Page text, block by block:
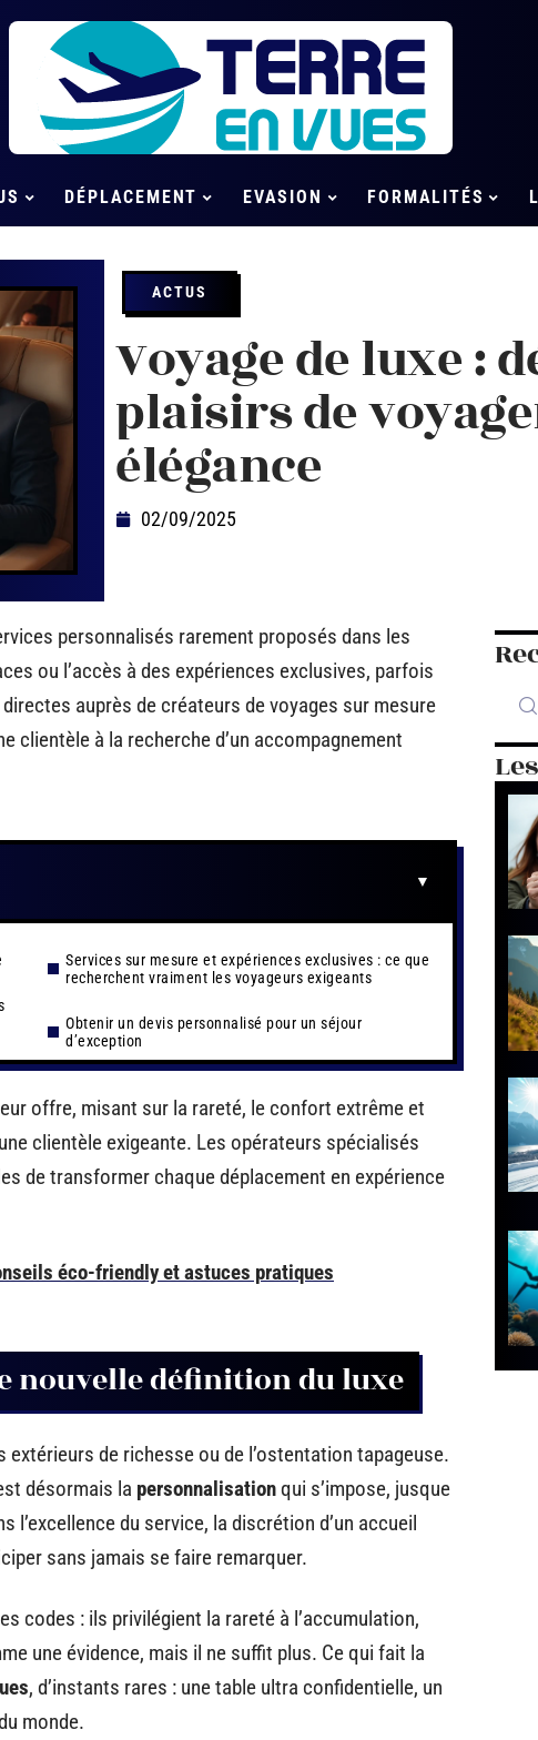
DÉPLACEMENT EVASION FORMALITÉS
ACTUS
Voyage de luxe :
plaisirs de
élégance
02/09/2025
personnalisés rarement proposés dans les
ou l’accès à des expériences exclusives, parfois
auprès de créateurs de voyages sur mesure
clientèle à la recherche d’un accompagnement
Services sur mesure et expériences exclusives : ce que
recherchent vraiment les voyageurs exigeants
Obtenir un devis personnalisé pour un séjour
d’exception
offre, misant sur la rareté, le confort extrême et
clientèle exigeante. Les opérateurs spécialisés
de transformer chaque déplacement en expérience
éco-friendly et astuces pratiques
nouvelle définition du luxe
extérieurs de richesse ou de l’ostentation tapageuse.
désormais la personnalisationqui s’impose, jusque
l’excellence du service, la discrétion d’un accueil
sans jamais se faire remarquer.
codes : ils privilégient la rareté à l’accumulation,
une évidence, mais il ne suffit plus. Ce qui fait la
, d’instants rares : une table ultra confidentielle, un
monde.